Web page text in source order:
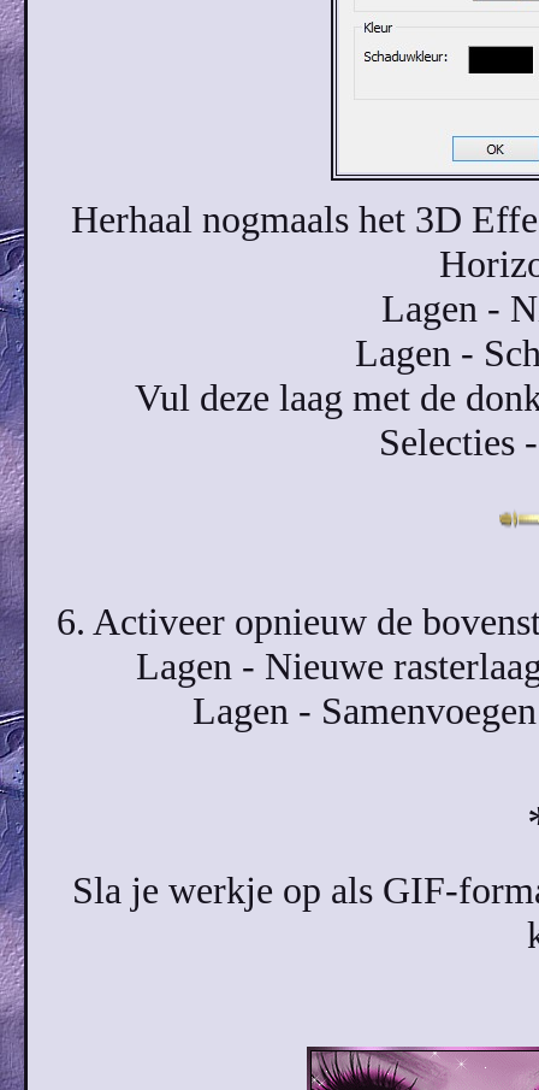
Herhaal nogmaals het 3D
Lagen -
Lagen -
Vul deze laag met de
Selecties
6. Activeer opnieuw de
Lagen - Nieuwe
Lagen -
Sla je werkje op als GIF-